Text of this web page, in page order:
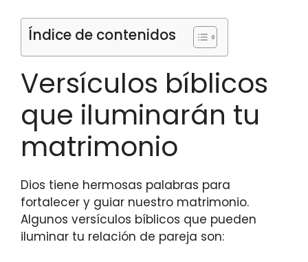
Índice de contenidos
Versículos bíblicos
que iluminarán tu
matrimonio
Dios tiene hermosas palabras para
fortalecer y guiar nuestro matrimonio.
Algunos versículos bíblicos que pueden
iluminar tu relación de pareja son: